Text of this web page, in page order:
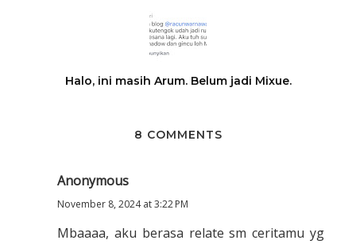
Halo, ini masih Arum. Belum jadi Mixue.
8 COMMENTS
Anonymous
November 8, 2024 at 3:22 PM
Mbaaaa, aku berasa relate sm ceritamu yg